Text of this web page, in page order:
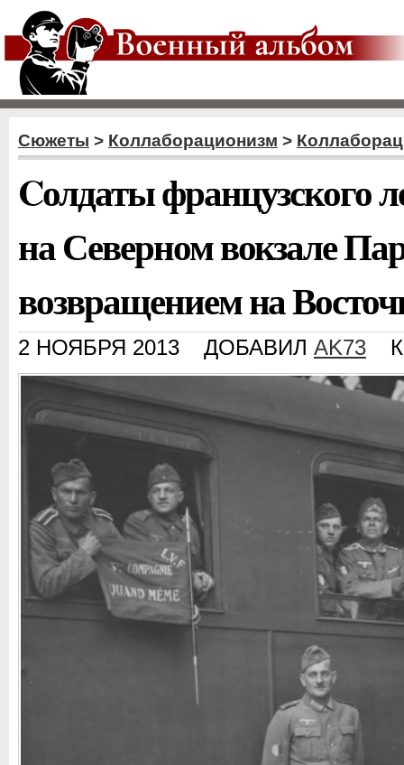
Сюжеты > Коллаборационизм >
Cолдаты французского
на Северном вокзале
возвращением на
2 НОЯБРЯ 2013 ДОБАВИЛ AK73